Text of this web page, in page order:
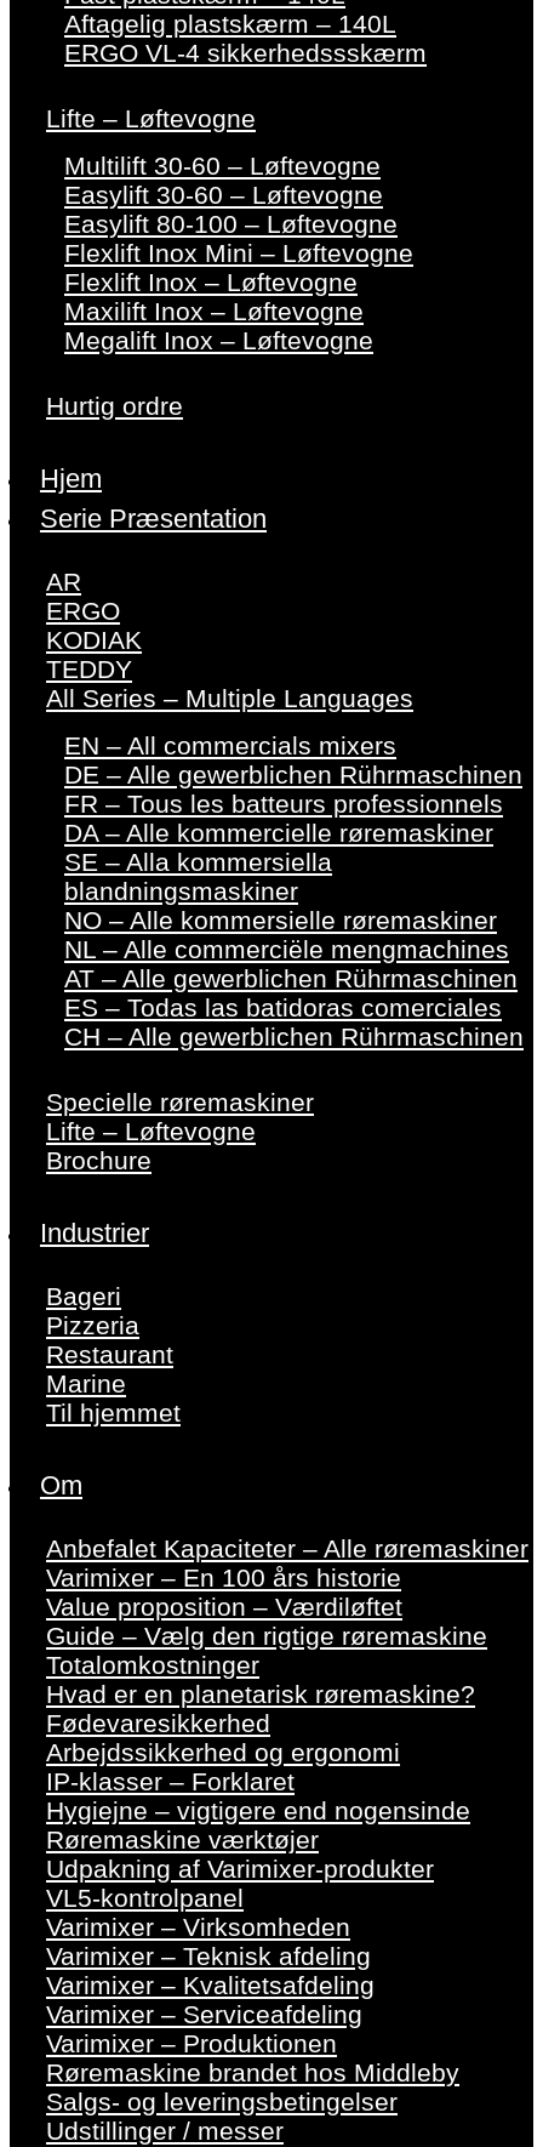
Aftagelig plastskærm – 140L
ERGO VL-4 sikkerhedssskærm
Lifte – Løftevogne
Multilift 30-60 – Løftevogne
Easylift 30-60 – Løftevogne
Easylift 80-100 – Løftevogne
Flexlift Inox Mini – Løftevogne
Flexlift Inox – Løftevogne
Maxilift Inox – Løftevogne
Megalift Inox – Løftevogne
Hurtig ordre
Hjem
Serie Præsentation
AR
ERGO
KODIAK
TEDDY
All Series – Multiple Languages
EN – All commercials mixers
DE – Alle gewerblichen Rührmaschinen
FR – Tous les batteurs professionnels
DA – Alle kommercielle røremaskiner
SE – Alla kommersiella
blandningsmaskiner
NO – Alle kommersielle røremaskiner
NL – Alle commerciële mengmachines
AT – Alle gewerblichen Rührmaschinen
ES – Todas las batidoras comerciales
CH – Alle gewerblichen Rührmaschinen
Specielle røremaskiner
Lifte – Løftevogne
Brochure
Industrier
Bageri
Pizzeria
Restaurant
Marine
Til hjemmet
Om
Anbefalet Kapaciteter – Alle røremaskiner
Varimixer – En 100 års historie
Value proposition – Værdiløftet
Guide – Vælg den rigtige røremaskine
Totalomkostninger
Hvad er en planetarisk røremaskine?
Fødevaresikkerhed
Arbejdssikkerhed og ergonomi
IP-klasser – Forklaret
Hygiejne – vigtigere end nogensinde
Røremaskine værktøjer
Udpakning af Varimixer-produkter
VL5-kontrolpanel
Varimixer – Virksomheden
Varimixer – Teknisk afdeling
Varimixer – Kvalitetsafdeling
Varimixer – Serviceafdeling
Varimixer – Produktionen
Røremaskine brandet hos Middleby
Salgs- og leveringsbetingelser
Udstillinger / messer